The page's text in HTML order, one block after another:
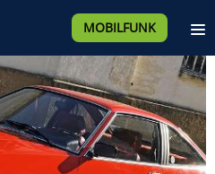
MOBILFUNK